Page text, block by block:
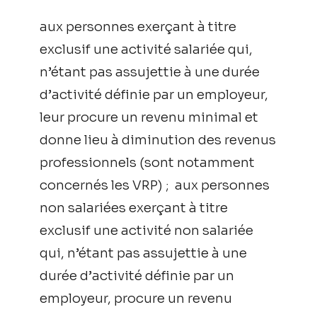
aux personnes exerçant à titre
exclusif une activité salariée qui,
n’étant pas assujettie à une durée
d’activité définie par un employeur,
leur procure un revenu minimal et
donne lieu à diminution des revenus
professionnels (sont notamment
concernés les VRP) ; aux personnes
non salariées exerçant à titre
exclusif une activité non salariée
qui, n’étant pas assujettie à une
durée d’activité définie par un
employeur, procure un revenu